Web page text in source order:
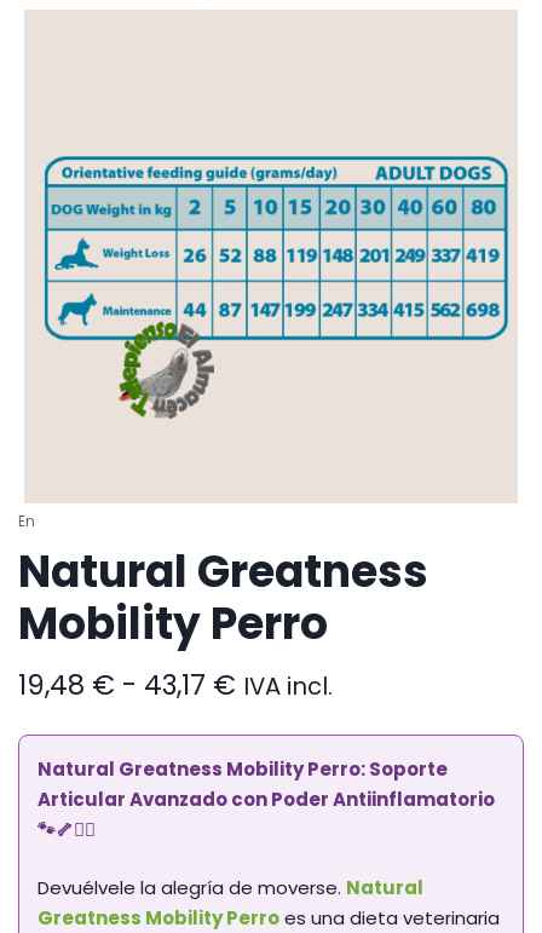
En
Natural Greatness
Mobility Perro
19,48 € - 43,17 € Rango
precios:
desde
19,48 €
hasta
IVA incl.
Natural Greatness Mobility Perro: Soporte
Articular Avanzado con Poder Antiinflamatorio
🐾🦴🏃‍♂️
Devuélvele la alegría de moverse. Natural
Greatness Mobility Perroes una dieta veterinaria